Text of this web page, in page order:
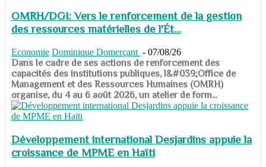
OMRH/DGI: Vers le renforcement de la gestion
des ressources matérielles de l'Ét...
Economie Dominique Domerçant - 07/08/26
Dans le cadre de ses actions de renforcement des
capacités des institutions publiques, l&#039;Office de
Management et des Ressources Humaines (OMRH)
organise, du 4 au 6 août 2026, un atelier de form...
Développement international Desjardins appuie la
croissance de MPME en Haïti